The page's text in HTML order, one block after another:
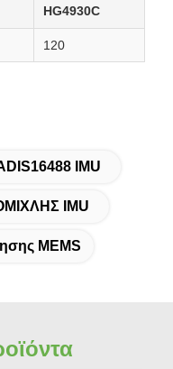
HG4930C
120
IMU
IMU
MEMS